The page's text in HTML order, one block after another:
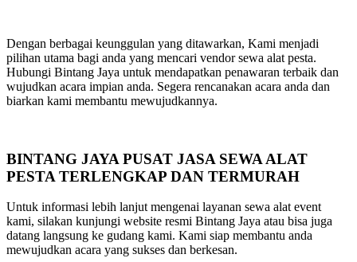
Dengan berbagai keunggulan yang ditawarkan, Kami menjadi
pilihan utama bagi anda yang mencari vendor sewa alat pesta.
Hubungi Bintang Jaya untuk mendapatkan penawaran terbaik dan
wujudkan acara impian anda. Segera rencanakan acara anda dan
biarkan kami membantu mewujudkannya.
BINTANG JAYA PUSAT JASA SEWA ALAT
PESTA TERLENGKAP DAN TERMURAH
Untuk informasi lebih lanjut mengenai layanan sewa alat event
kami, silakan kunjungi website resmi Bintang Jaya atau bisa juga
datang langsung ke gudang kami. Kami siap membantu anda
mewujudkan acara yang sukses dan berkesan.